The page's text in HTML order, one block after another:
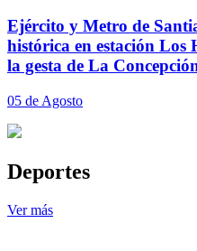
Ejército y Metro de
histórica en estación Los
la gesta de La
05 de Agosto
Deportes
Ver más